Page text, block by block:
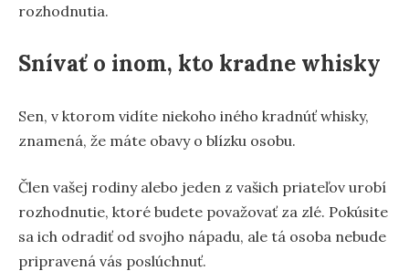
rozhodnutia.
Snívať o inom, kto kradne whisky
Sen, v ktorom vidíte niekoho iného kradnúť whisky,
znamená, že máte obavy o blízku osobu.
Člen vašej rodiny alebo jeden z vašich priateľov urobí
rozhodnutie, ktoré budete považovať za zlé. Pokúsite
sa ich odradiť od svojho nápadu, ale tá osoba nebude
pripravená vás poslúchnuť.